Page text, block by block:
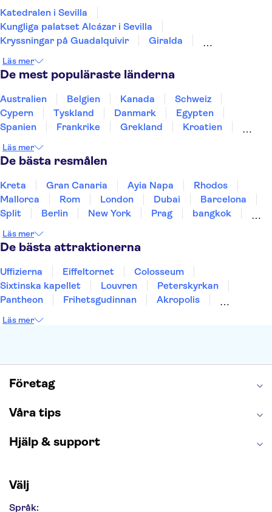
Katedralen i Sevilla
Kungliga palatset Alcázar i Sevilla
Kryssningar på Guadalquivir
Giralda
Arkeologiska komplexet i Itálica
Arkeologiska platsen Carmona
Teide
Puerto de Mogán
Aquarium Poema del Mar
TUI Palma Marathon Mallorca 2026
Puerto Colon
Sagrada Família
Läs mer
De mest populäraste länderna
Australien Belgien Kanada
Schweiz
Cypern
Tyskland Danmark
Egypten
Spanien
Frankrike Grekland
Kroatien
Sverige
Thailand
Läs mer
De bästa resmålen
Kreta Gran Canaria Ayia Napa
Rhodos
Mallorca
Rom London Dubai
Barcelona
Split
Berlin New York Prag
bangkok
Uppsala
Helsingborg
Läs mer
De bästa attraktionerna
Uffizierna Eiffeltornet
Colosseum
Sixtinska kapellet
Louvren
Peterskyrkan
Pantheon
Frihetsgudinnan
Akropolis
Burj Khalifa
Läs mer
Företag
Våra tips
Hjälp & support
Välj
Språk: